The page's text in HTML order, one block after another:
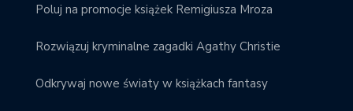
Poluj na promocje książek Remigiusza Mroza
Rozwiązuj kryminalne zagadki Agathy Christie
Odkrywaj nowe światy w książkach fantasy